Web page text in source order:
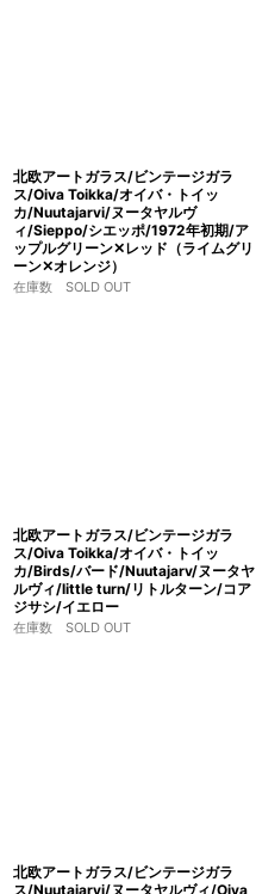
北欧アートガラス/ビンテージガラ
ス/Oiva Toikka/オイバ・トイッ
カ/Nuutajarvi/ヌータヤルヴ
ィ/Sieppo/シエッポ/1972年初期/ア
ップルグリーン✕レッド（ライムグリ
ーン✕オレンジ）
在庫数 SOLD OUT
北欧アートガラス/ビンテージガラ
ス/Oiva Toikka/オイバ・トイッ
カ/Birds/バード/Nuutajarv/ヌータヤ
ルヴィ/little turn/リトルターン/コア
ジサシ/イエロー
在庫数 SOLD OUT
北欧アートガラス/ビンテージガラ
ス/Nuutajarvi/ヌータヤルヴィ/Oiva